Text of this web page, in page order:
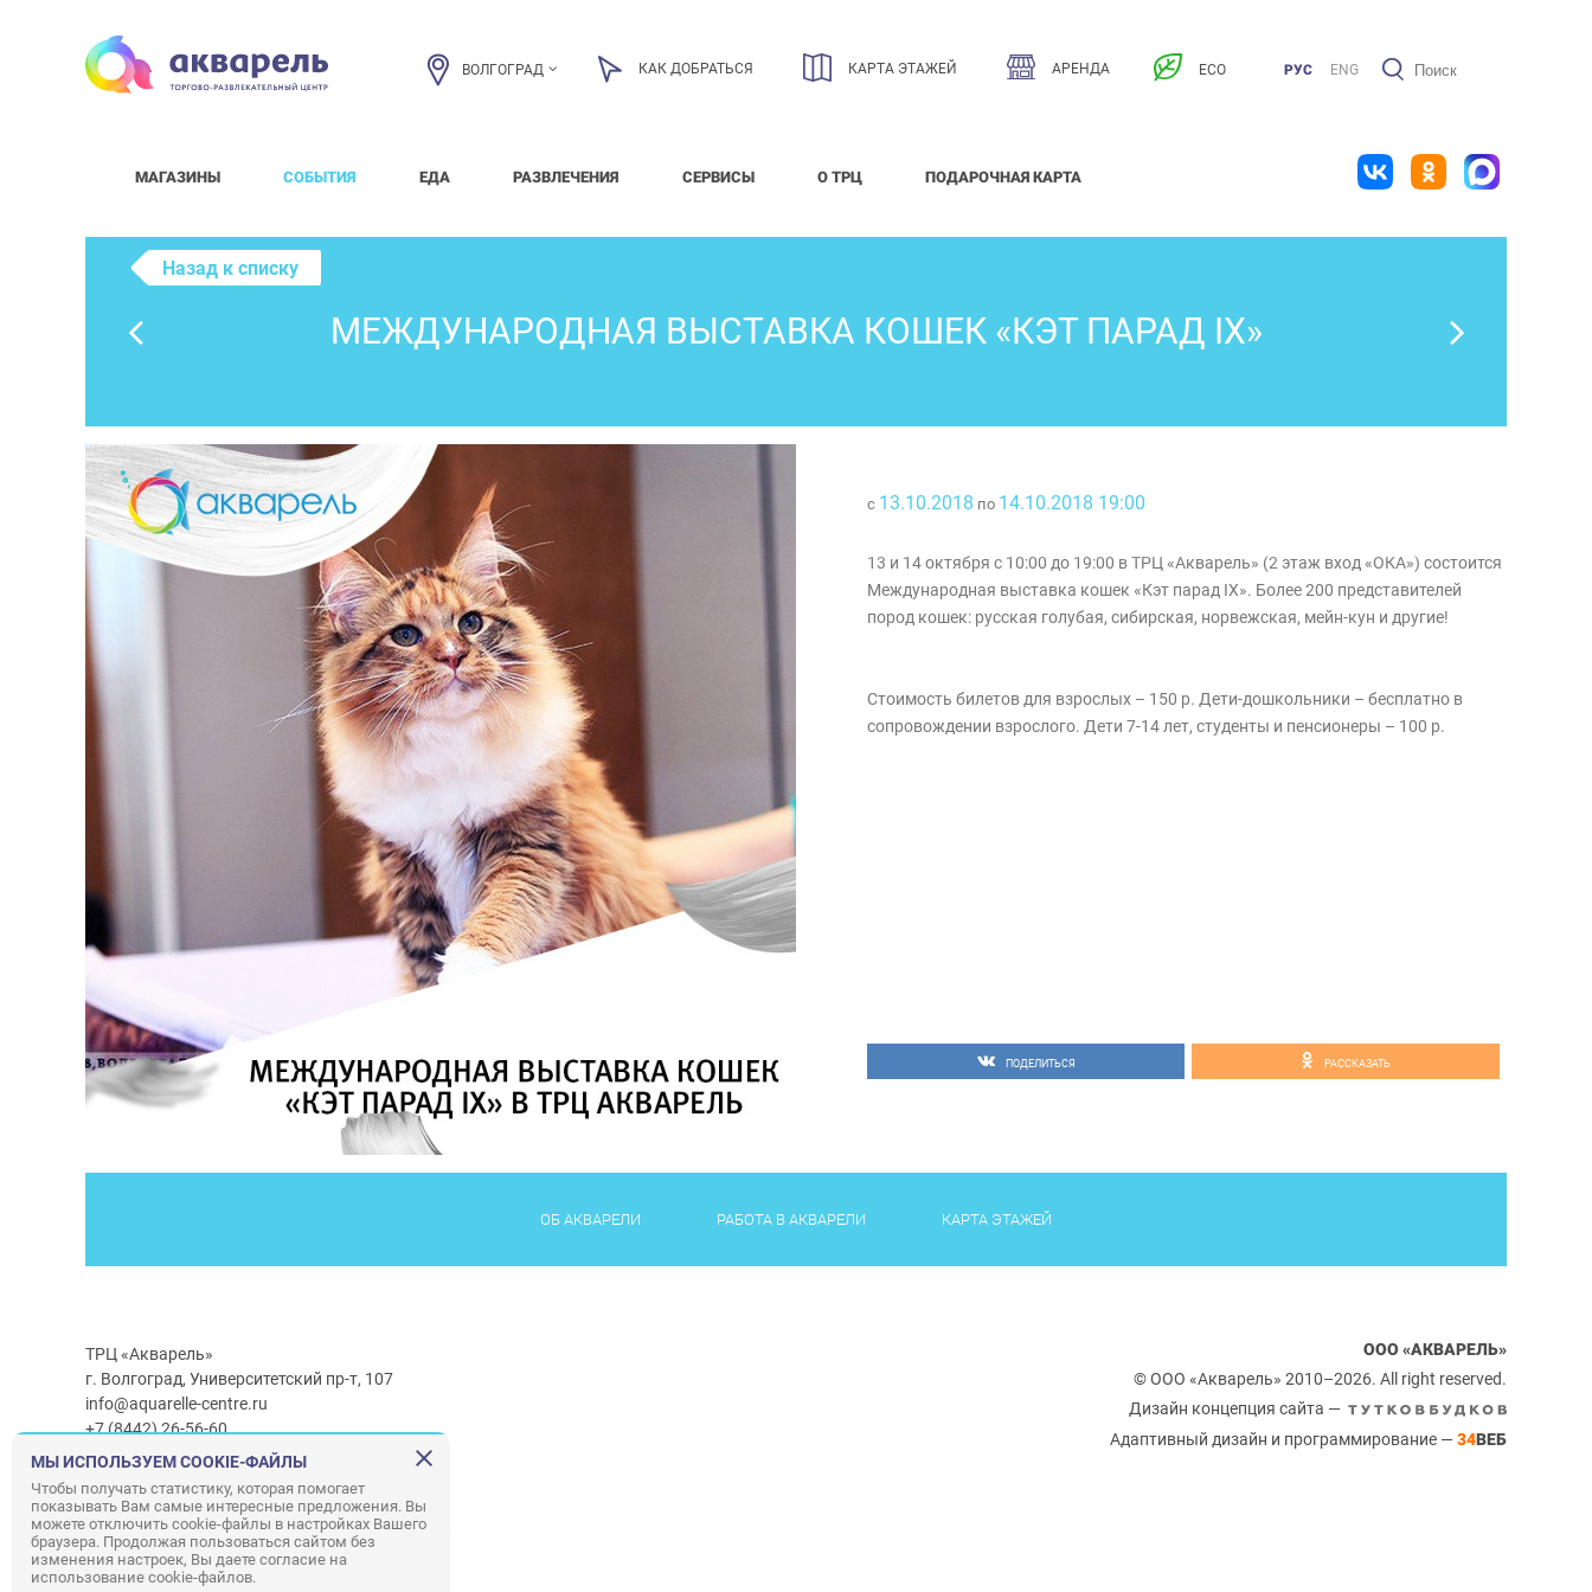
ВОЛГОГРАД КАК ДОБРАТЬСЯ КАРТА ЭТАЖЕЙ АРЕНДА ECO РУС ENG
МАГАЗИНЫ СОБЫТИЯ ЕДА РАЗВЛЕЧЕНИЯ СЕРВИСЫ О ТРЦ ПОДАРОЧНАЯ КАРТА
Назад к списку
МЕЖДУНАРОДНАЯ ВЫСТАВКА КОШЕК «КЭТ ПАРАД IX»
с 13.10.2018 по 14.10.2018 19:00
13 и 14 октября с 10:00 до 19:00 в ТРЦ «Акварель» (2 этаж вход «ОКА») состоится
Международная выставка кошек «Кэт парад IX». Более 200 представителей
пород кошек: русская голубая, сибирская, норвежская, мейн-кун и другие!
Стоимость билетов для взрослых – 150 р. Дети-дошкольники – бесплатно в
сопровождении взрослого. Дети 7-14 лет, студенты и пенсионеры – 100 р.
ПОДЕЛИТЬСЯ РАССКАЗАТЬ
ОБ АКВАРЕЛИ РАБОТА В АКВАРЕЛИ КАРТА ЭТАЖЕЙ
ТРЦ «Акварель»
г. Волгоград, Университетский пр-т, 107
info@aquarelle-centre.ru
+7 (8442) 26-56-60
Часы работы ТРЦ: с 10:00 до 22:00
Часы работы г/м Ашан:с 08:00 до 23:00
Часы работыг/мЛемана ПРО:с 08:00 до 22:00
Правила посещения ТРЦ «Акварель»
ООО «АКВАРЕЛЬ»
© ООО «Акварель» 2010–2026. All right reserved.
Дизайн концепция сайта —
Адаптивный дизайн и программирование — 34ВЕБ
МЫ ИСПОЛЬЗУЕМ COOKIE-ФАЙЛЫ
Чтобы получать статистику, которая помогает
показывать Вам самые интересные предложения. Вы
можете отключить cookie-файлы в настройках Вашего
браузера. Продолжая пользоваться сайтом без
изменения настроек, Вы даете согласие на
использование cookie-файлов.